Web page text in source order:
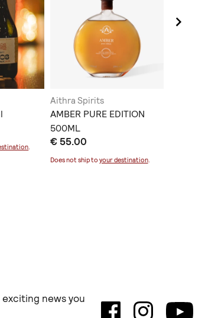
.
Aithra Spirits
AMBER PURE EDITION
500ML
€ 55.00
Does not ship to your destination.
news you